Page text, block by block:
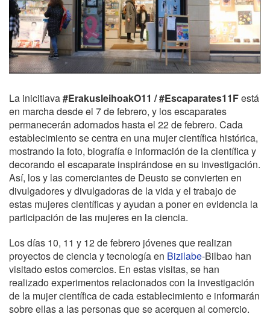
La inicitiava#ErakusleihoakO11 / #Escaparates11Festá
en marcha desde el 7 de febrero, y los escaparates
permanecerán adornados hasta el 22 de febrero. Cada
establecimiento se centra en una mujer científica histórica,
mostrando la foto, biografía e información de la científica y
decorando el escaparate inspirándose en su investigación.
Así, los y las comerciantes de Deusto se convierten en
divulgadores y divulgadoras de la vida y el trabajo de
estas mujeres científicas y ayudan a poner en evidencia la
participación de las mujeres en la ciencia.
Los días 10, 11 y 12 de febrero jóvenes que realizan
proyectos de ciencia y tecnología en Bizilabe-Bilbao han
visitado estos comercios. En estas visitas, se han
realizado experimentos relacionados con la investigación
de la mujer científica de cada establecimiento e informarán
sobre ellas a las personas que se acerquen al comercio.